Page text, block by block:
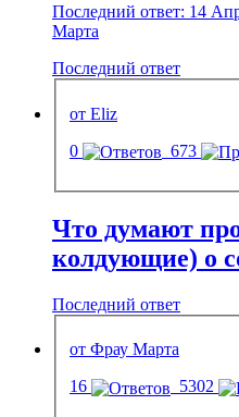
Последний ответ: 14
Марта
Последний ответ
от Eliz
0
673
Что думают
колдующие) о
Последний ответ
от Фрау Марта
16
5302